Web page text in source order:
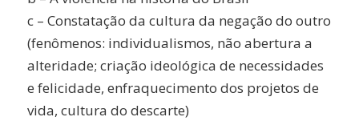
c – Constatação da cultura da negação do outro
(fenômenos: individualismos, não abertura a
alteridade; criação ideológica de necessidades
e felicidade, enfraquecimento dos projetos de
vida, cultura do descarte)